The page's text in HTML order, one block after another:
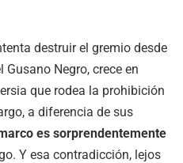
destruir el gremio desde
Negro, crece en
que rodea la prohibición
a diferencia de sus
es sorprendentemente
Y esa contradicción, lejos